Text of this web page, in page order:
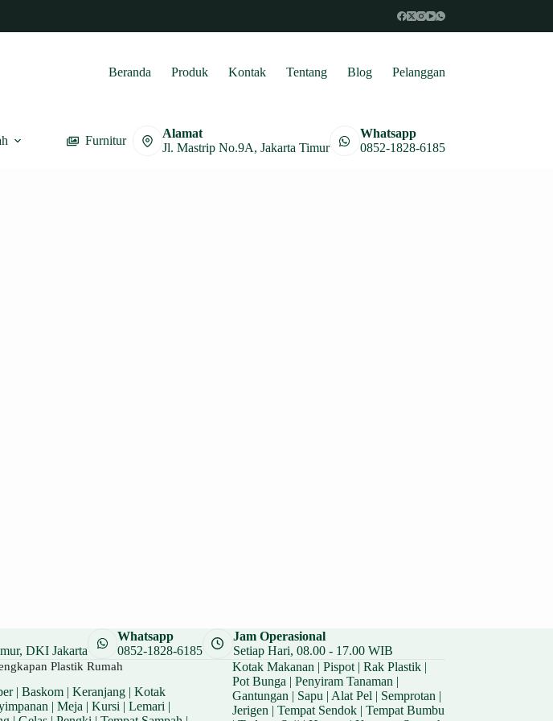
Beranda Produk Kontak Tentang Blog Pelanggan
Furnitur
Alamat
Jl. Mastrip No.9A, Jakarta Timur
Whatsapp
0852-1828-6185
DKI Jakarta
Whatsapp
0852-1828-6185
Jam Operasional
Setiap Hari, 08.00 - 17.00 WIB
Plastik Rumah
| Baskom| Keranjang| Kotak
| Meja | Kursi | Lemari |
Kotak Makanan | Pispot| Rak Plastik|
Pot Bunga | Penyiram Tanaman |
Gantungan | Sapu | Alat Pel | Semprotan |
Jerigen | Tempat Sendok| Tempat Bumbu